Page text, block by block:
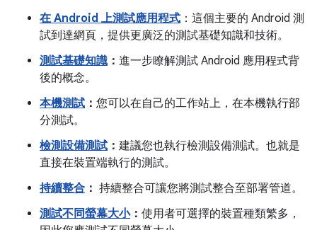
在 Android 上測試應用程式 ：這個主要的 Android 測
試到達網頁，提供更廣泛的測試基礎知識和技術。
測試基礎知識 ： 進一步瞭解測試 Android 應用程式背
後的概念。
本機測試 ： 您可以在自己的工作站上，在本機執行部
分測試。
檢測設備測試 ： 建議您也執行檢測設備測試。也就是
直接在裝置端執行的測試。
持續整合 ： 持續整合可讓您將測試整合至部署管道。
測試不同螢幕大小： 使用者可選擇的裝置種類繁多，